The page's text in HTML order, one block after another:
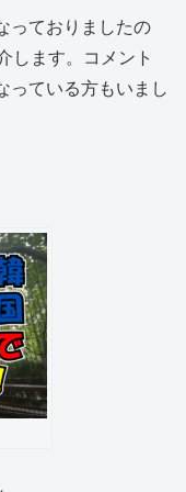
っておりましたの
します。コメント
っている方もいまし